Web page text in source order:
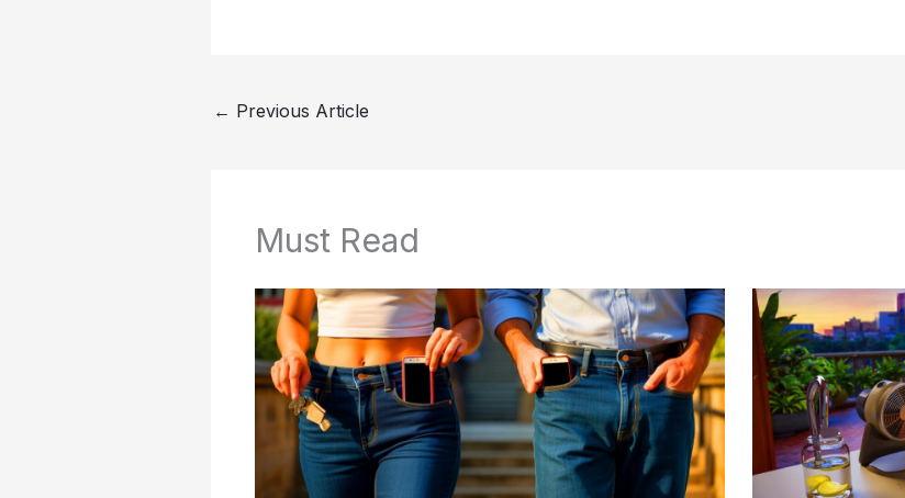
← Previous Article
Must Read